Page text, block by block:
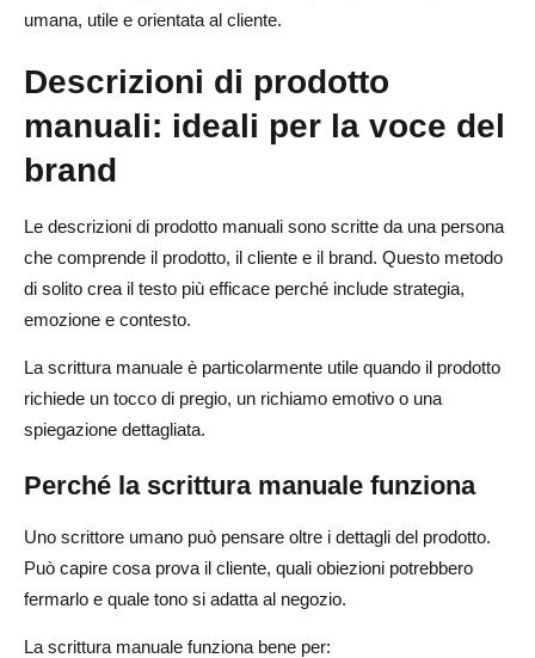
umana, utile e orientata al cliente.
Descrizioni di prodotto
manuali: ideali per la voce del
brand
Le descrizioni di prodotto manuali sono scritte da una persona
che comprende il prodotto, il cliente e il brand. Questo metodo
di solito crea il testo più efficace perché include strategia,
emozione e contesto.
La scrittura manuale è particolarmente utile quando il prodotto
richiede un tocco di pregio, un richiamo emotivo o una
spiegazione dettagliata.
Perché la scrittura manuale funziona
Uno scrittore umano può pensare oltre i dettagli del prodotto.
Può capire cosa prova il cliente, quali obiezioni potrebbero
fermarlo e quale tono si adatta al negozio.
La scrittura manuale funziona bene per: